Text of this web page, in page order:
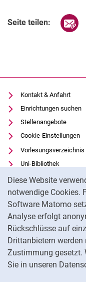
Diese Website
notwendige Cookies.
Software Matomo
Analyse erfolgt
Rückschlüsse auf
Drittanbietern
Zustimmung gesetzt.
Sie in unseren
Seite teilen:
Kontakt & Anfahrt
Einrichtungen suchen
Stellenangebote
Cookie-Einstellungen
Vorlesungsverzeichnis
Uni-Bibliothek
Moodle
Panopto
Datenschutz
Barrierefreiheit
Transparenter KI-